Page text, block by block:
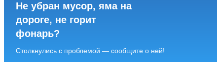
Не убран мусор, яма на
дороге, не горит
фонарь?
Столкнулись с проблемой — сообщите о ней!